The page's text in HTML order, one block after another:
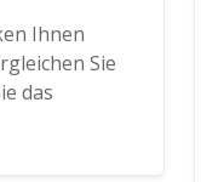
Ihnen
Sie
das